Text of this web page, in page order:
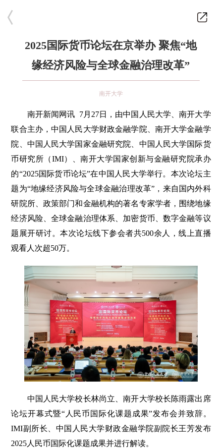
2025国际货币论坛在京举办 聚焦“地
缘经济风险与全球金融治理改革”
南开大学
南开新闻网讯 7月27日，由中国人民大学、南开大学
联合主办，中国人民大学财政金融学院、南开大学金融学
院、中国人民大学国家金融研究院、中国人民大学国际货
币研究所（IMI）、南开大学国家创新与金融研究院承办
的“2025国际货币论坛”在中国人民大学举行。本次论坛主
题为“地缘经济风险与全球金融治理改革”，来自国内外科
研院所、政策部门和金融机构的著名专家学者，围绕地缘
经济风险、全球金融治理体系、加密货币、数字金融等议
题展开研讨。本次论坛线下参会者共500余人，线上直播
观看人次超50万。
中国人民大学校长林尚立、南开大学校长陈雨露出席
论坛开幕式暨“人民币国际化课题成果”发布会并致辞。
IMI副所长、中国人民大学财政金融学院副院长王芳发布
2025人民币国际化课题成果并进行解读。